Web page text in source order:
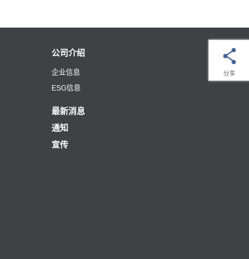
分享
公司介绍
企业信息
ESG信息
最新消息
通知
宣传